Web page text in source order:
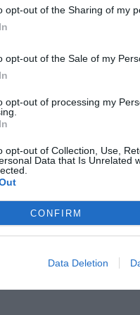
opt-out of the Sharing of my
opt-out of the Sale of my
opt-out of processing my
opt-out of Collection, Use,
Data that Is Unrelated
CONFIRM
Data Deletion
Rossa Italiana –
preoccupazione per
svolto nella serata
ruba portafogli
denunciato 50enne
alle Autorità
ritenuto indiziato di
di strumenti di
dalle [...]